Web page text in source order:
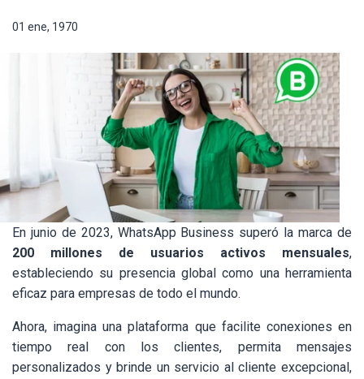
01 ene, 1970
En junio de 2023, WhatsApp Business superó la marca de
200 millones de usuarios activos mensuales,
estableciendo su presencia global como una herramienta
eficaz para empresas de todo el mundo.
Ahora, imagina una plataforma que facilite conexiones en
tiempo real con los clientes, permita mensajes
personalizados y brinde un servicio al cliente excepcional,